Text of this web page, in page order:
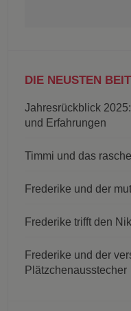
DIE NEUSTEN
Jahresrückblick
und Erfahrungen
Timmi und das
Frederike und der
Frederike trifft den
Frederike und der
Plätzchenausstecher